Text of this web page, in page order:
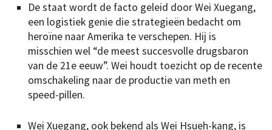
De staat wordt de facto geleid door Wei Xuegang,
een logistiek genie die strategieën bedacht om
heroïne naar Amerika te verschepen. Hij is
misschien wel “de meest succesvolle drugsbaron
van de 21e eeuw”. Wei houdt toezicht op de recente
omschakeling naar de productie van meth en
speed-pillen.
Wei Xuegang, ook bekend als Wei Hsueh-kang, is